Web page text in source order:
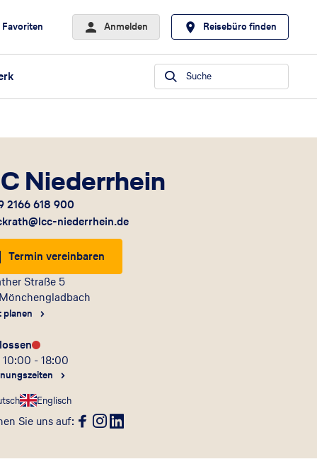
Favoriten Anmelden Reisebüro finden
Suche
Niederrhein
2166 618 900
niederrhein.de
Termin vereinbaren
Straße 5
10:00 - 18:00
Englisch
Sie uns auf: